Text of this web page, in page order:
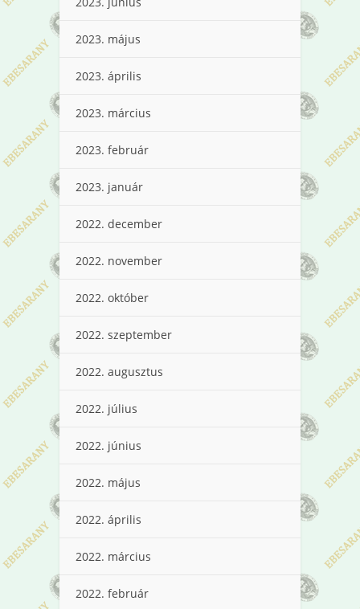
2023. május
2023. április
2023. március
2023. február
2023. január
2022. december
2022. november
2022. október
2022. szeptember
2022. augusztus
2022. július
2022. június
2022. május
2022. április
2022. március
2022. február